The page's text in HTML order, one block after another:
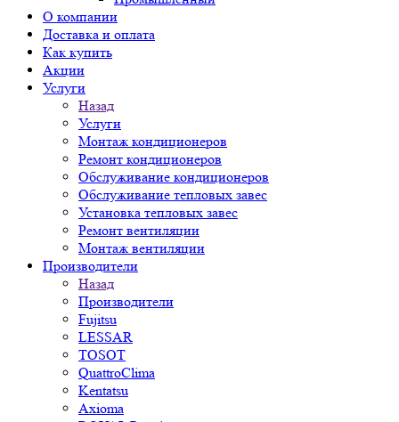
О компании
Доставка и оплата
Как купить
Акции
Услуги
Назад
Услуги
Монтаж кондиционеров
Ремонт кондиционеров
Обслуживание кондиционеров
Обслуживание тепловых завес
Установка тепловых завес
Ремонт вентиляции
Монтаж вентиляции
Производители
Назад
Производители
Fujitsu
LESSAR
TOSOT
QuattroClima
Kentatsu
Axioma